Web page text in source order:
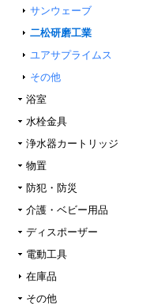
サンウェーブ
二松研磨工業
ユアサプライムス
その他
浴室
水栓金具
浄水器カートリッジ
物置
防犯・防災
介護・ベビー用品
ディスポーザー
電動工具
在庫品
その他